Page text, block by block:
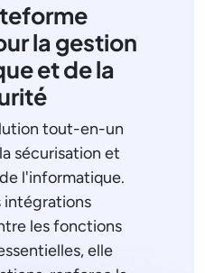
la gestion
et de la
tout-en-un
sécurisation et
l'informatique.
intégrations
les fonctions
elle